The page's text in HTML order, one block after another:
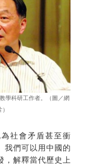
學科研工作者。（圖／網
社會矛盾甚至衝
我們可以用中國的
，解釋當代歷史上